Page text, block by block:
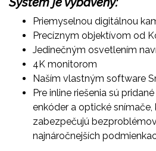
Priemyselnou digitálnou
Precíznym objektívom od
Jedinečným osvetlením
4K monitorom
Naším vlastným software
Pre inline riešenia sú
enkóder a optické
zabezpečujú
najnáročnejších